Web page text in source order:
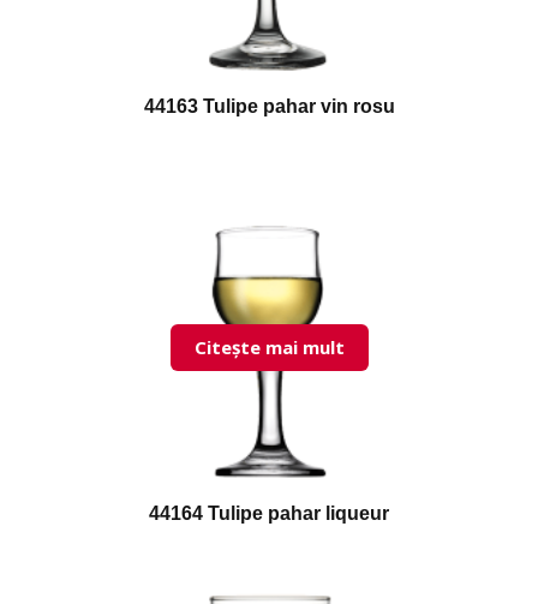
44163 Tulipe pahar vin rosu
44164 Tulipe pahar liqueur
Citește mai mult